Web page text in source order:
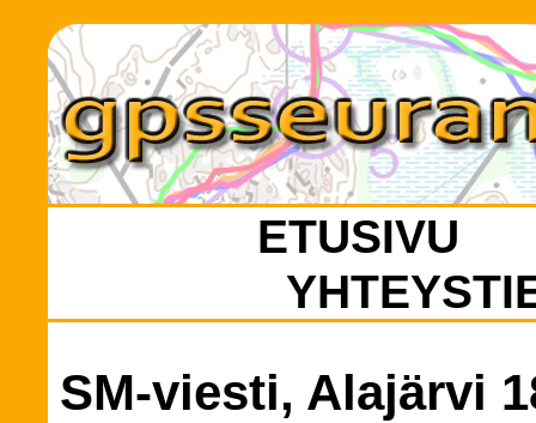
ETUSIVU
SM-viesti, Alajärvi